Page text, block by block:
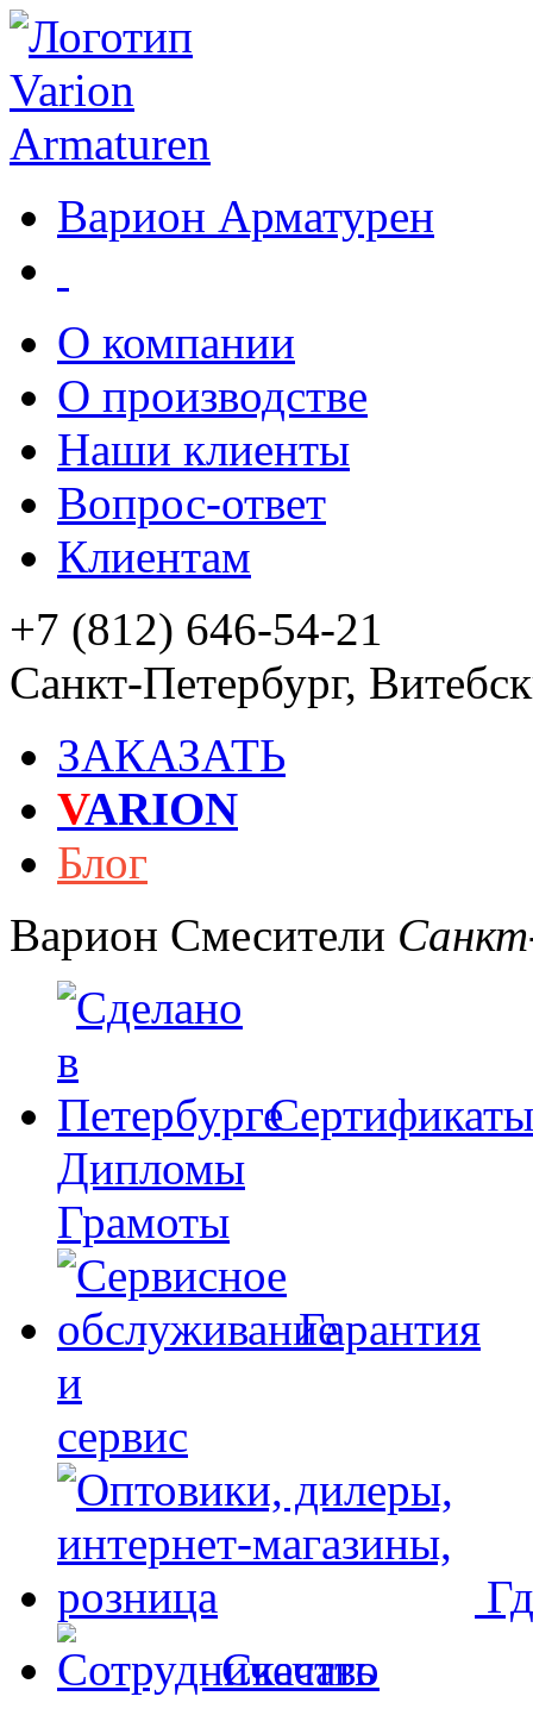
Варион Арматурен
О компании
О производстве
Наши клиенты
Вопрос-ответ
Клиентам
+7 (812) 646-54-21
Санкт-Петербург,
ЗАКАЗАТЬ
VARION
Блог
Варион Смесители
Сертификаты
Дипломы
Грамоты
Гарантия
и
сервис
Скачать